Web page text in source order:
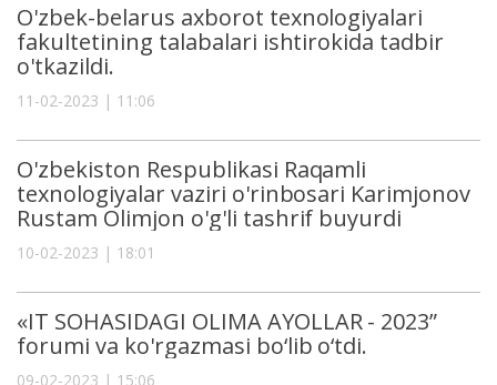
O'zbek-belarus axborot texnologiyalari
fakultetining talabalari ishtirokida tadbir
o'tkazildi.
11-02-2023 | 11:06
O'zbekiston Respublikasi Raqamli
texnologiyalar vaziri o'rinbosari Karimjonov
Rustam Olimjon o'g'li tashrif buyurdi
10-02-2023 | 18:01
«IT SOHASIDAGI OLIMA AYOLLAR - 2023”
forumi va ko'rgazmasi bo‘lib o‘tdi.
09-02-2023 | 15:06